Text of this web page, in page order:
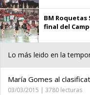
BM Roquetas
final del
Lo más leido en la
María Gomes al
03/03/2015 | 3780 lecturas